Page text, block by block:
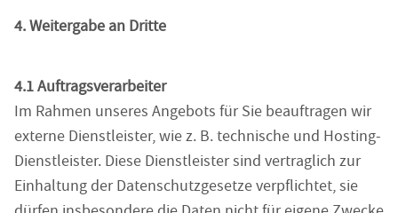
4. Weitergabe an Dritte
4.1 Auftragsverarbeiter
Im Rahmen unseres Angebots für Sie beauftragen wir
externe Dienstleister, wie z. B. technische und Hosting-
Dienstleister. Diese Dienstleister sind vertraglich zur
Einhaltung der Datenschutzgesetze verpflichtet, sie